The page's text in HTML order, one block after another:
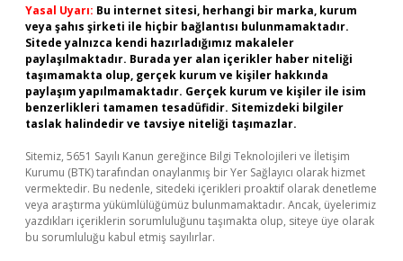
Yasal Uyarı: Bu internet sitesi, herhangi bir marka, kurum
veya şahıs şirketi ile hiçbir bağlantısı bulunmamaktadır.
Sitede yalnızca kendi hazırladığımız makaleler
paylaşılmaktadır. Burada yer alan içerikler haber niteliği
taşımamakta olup, gerçek kurum ve kişiler hakkında
paylaşım yapılmamaktadır. Gerçek kurum ve kişiler ile isim
benzerlikleri tamamen tesadüfidir. Sitemizdeki bilgiler
taslak halindedir ve tavsiye niteliği taşımazlar.
Sitemiz, 5651 Sayılı Kanun gereğince Bilgi Teknolojileri ve İletişim
Kurumu (BTK) tarafından onaylanmış bir Yer Sağlayıcı olarak hizmet
vermektedir. Bu nedenle, sitedeki içerikleri proaktif olarak denetleme
veya araştırma yükümlülüğümüz bulunmamaktadır. Ancak, üyelerimiz
yazdıkları içeriklerin sorumluluğunu taşımakta olup, siteye üye olarak
bu sorumluluğu kabul etmiş sayılırlar.